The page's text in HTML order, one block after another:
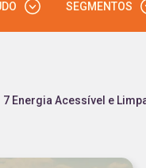
SEGMENTOS
ENSINO
7 Energia Acessível e